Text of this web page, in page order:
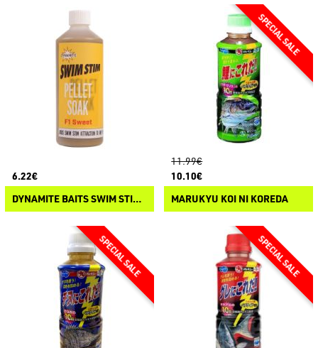
6.22€
DYNAMITE BAITS SWIM STIM PELLET SOAK
11.99€
10.10€
MARUKYU KOI NI KOREDA